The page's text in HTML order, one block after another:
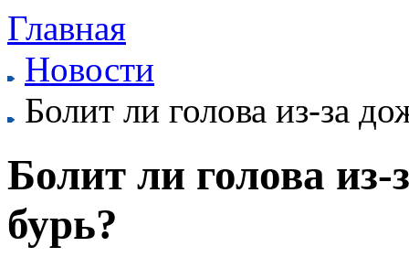
Главная
Новости
Болит ли голова из-за
Болит ли голова
бурь?